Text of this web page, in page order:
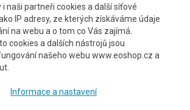
Možnosti dopravy
naši partneři cookies a další síťové
IP adresy, ze kterých získáváme údaje
na webu a o tom co Vás zajímá.
cookies a dalších nástrojů jsou
našeho webu www.eoshop.cz a
Informace a nastavení